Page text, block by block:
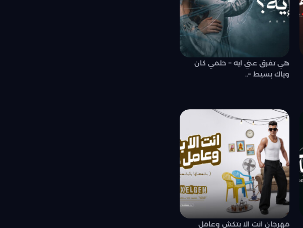
هي تفرق عني ايه – حلمي كان
وياك بسيط –..
مهرجان انت الا بتكش وعامل